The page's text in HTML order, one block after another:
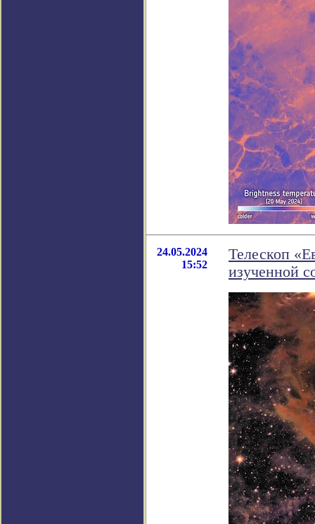
24.05.2024
15:52
Телескоп
изученной